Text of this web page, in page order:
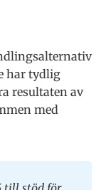
har tydlig
resultaten av
med